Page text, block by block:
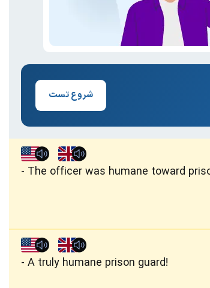
شروع تست
The officer was humane toward
A truly humane prison guard!